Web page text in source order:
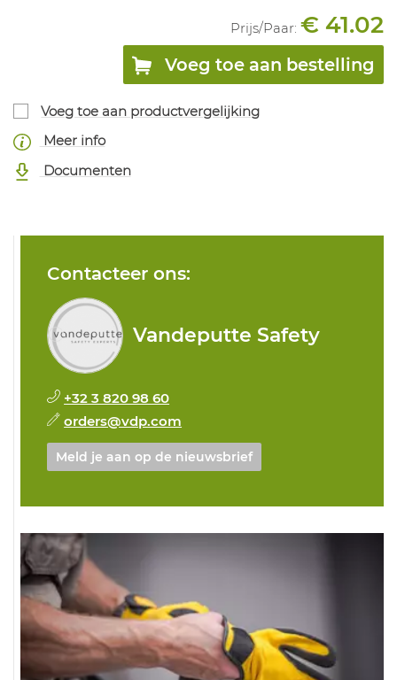
Prijs/Paar: € 41.02
Voeg toe aan bestelling
Voeg toe aan productvergelijking
Meer info
Documenten
Contacteer ons:
Vandeputte Safety
+32 3 820 98 60
orders@vdp.com
Meld je aan op de nieuwsbrief